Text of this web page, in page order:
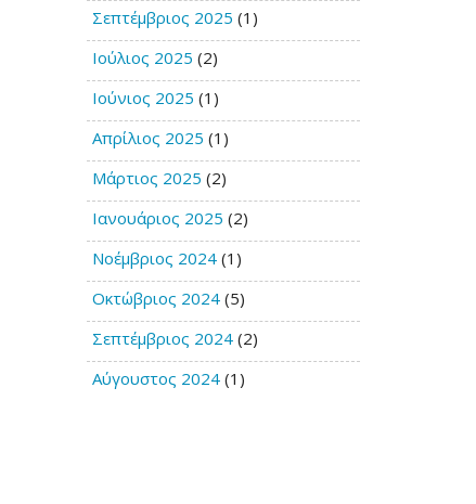
Σεπτέμβριος 2025 (1)
Ιούλιος 2025 (2)
Ιούνιος 2025 (1)
Απρίλιος 2025 (1)
Μάρτιος 2025 (2)
Ιανουάριος 2025 (2)
Νοέμβριος 2024(1)
Οκτώβριος 2024(5)
Σεπτέμβριος 2024(2)
Αύγουστος 2024(1)